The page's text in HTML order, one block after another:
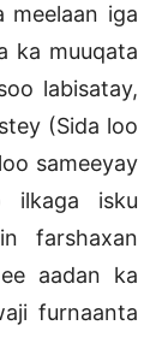
meelaan iga
ka muuqata
labisatay,
(Sida loo
sameeyay
ilkaga isku
farshaxan
aadan ka
furnaanta